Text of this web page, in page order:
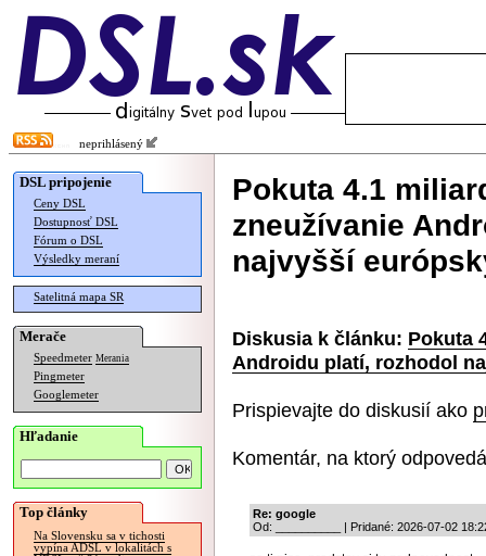
neprihlásený
DSL pripojenie
Ceny DSL
Dostupnosť DSL
Fórum o DSL
Výsledky meraní
Satelitná mapa SR
Merače
Speedmeter Merania
Pingmeter
Googlemeter
Hľadanie
Top články
Na Slovensku sa v tichosti
vypína ADSL v lokalitách s
Pokuta 4.1
zneužívanie
najvyšší
Diskusia k článku: Pokuta
Androidu platí, rozhodol
Prispievajte do diskusií ako
Komentár, na ktorý
Re: google
Od: __________ | Pridané: 2026-07-02